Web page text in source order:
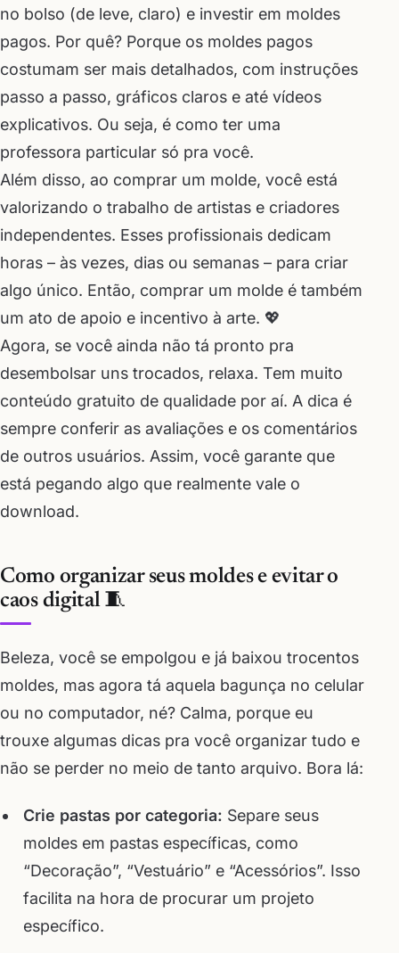
no bolso (de leve, claro) e investir em moldes
pagos. Por quê? Porque os moldes pagos
costumam ser mais detalhados, com instruções
passo a passo, gráficos claros e até vídeos
explicativos. Ou seja, é como ter uma
professora particular só pra você.
Além disso, ao comprar um molde, você está
valorizando o trabalho de artistas e criadores
independentes. Esses profissionais dedicam
horas – às vezes, dias ou semanas – para criar
algo único. Então, comprar um molde é também
um ato de apoio e incentivo à arte. 💖
Agora, se você ainda não tá pronto pra
desembolsar uns trocados, relaxa. Tem muito
conteúdo gratuito de qualidade por aí. A dica é
sempre conferir as avaliações e os comentários
de outros usuários. Assim, você garante que
está pegando algo que realmente vale o
download.
Como organizar seus moldes e evitar o
caos digital 🧵
Beleza, você se empolgou e já baixou trocentos
moldes, mas agora tá aquela bagunça no celular
ou no computador, né? Calma, porque eu
trouxe algumas dicas pra você organizar tudo e
não se perder no meio de tanto arquivo. Bora lá:
Crie pastas por categoria: Separe seus
moldes em pastas específicas, como
“Decoração”, “Vestuário” e “Acessórios”. Isso
facilita na hora de procurar um projeto
específico.